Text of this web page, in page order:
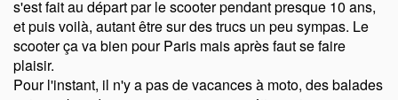
s'est fait au départ par le scooter pendant presque 10 ans,
et puis voilà, autant être sur des trucs un peu sympas. Le
scooter ça va bien pour Paris mais après faut se faire
plaisir.
Pour l'instant, il n'y a pas de vacances à moto, des balades